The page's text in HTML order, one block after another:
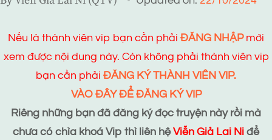
Nếu là thành viên vip bạn cần phải ĐĂNG NHẬPmới
xem được nội dung này. Còn không phải thành viên vip
bạn cần phải ĐĂNG KÝ THÀNH VIÊN VIP.
VÀO ĐÂY ĐỂ ĐĂNG KÝ VIP
Riêng những bạn đã đăng ký đọc truyện này rồi mà
chưa có chìa khoá Vip thì liên hệViễn Giả Lai Ni để